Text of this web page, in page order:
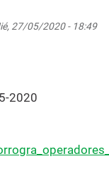
27/05/2020 - 18:49
2020